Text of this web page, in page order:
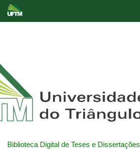
Biblioteca Digital de Teses e Dissertações